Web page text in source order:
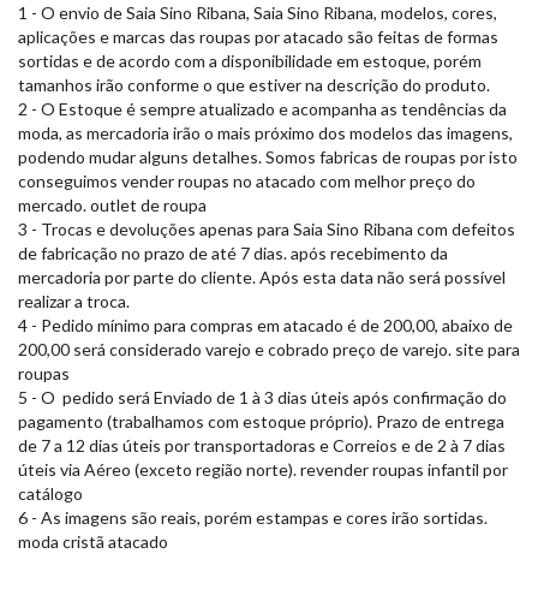
1 - O envio de Saia Sino Ribana, Saia Sino Ribana, modelos, cores,
aplicações e marcas das roupas por atacado são feitas de formas
sortidas e de acordo com a disponibilidade em estoque, porém
tamanhos irão conforme o que estiver na descrição do produto.
2 - O Estoque é sempre atualizado e acompanha as tendências da
moda, as mercadoria irão o mais próximo dos modelos das imagens,
podendo mudar alguns detalhes. Somos fabricas de roupas por isto
conseguimos vender roupas no atacado com melhor preço do
mercado. outlet de roupa
3 - Trocas e devoluções apenas para Saia Sino Ribana com defeitos
de fabricação no prazo de até 7 dias. após recebimento da
mercadoria por parte do cliente. Após esta data não será possível
realizar a troca.
4 - Pedido mínimo para compras em atacado é de 200,00, abaixo de
200,00 será considerado varejo e cobrado preço de varejo. site para
roupas
5 - O pedido será Enviado de 1 à 3 dias úteis após confirmação do
pagamento (trabalhamos com estoque próprio). Prazo de entrega
de 7 a 12 dias úteis por transportadoras e Correios e de 2 à 7 dias
úteis via Aéreo (exceto região norte). revender roupas infantil por
catálogo
6 - As imagens são reais, porém estampas e cores irão sortidas.
moda cristã atacado